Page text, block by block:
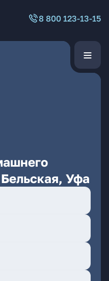
8 800 123-13-15
Уфа